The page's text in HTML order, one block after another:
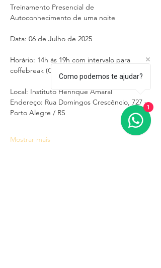
Treinamento Presencial de
Autoconhecimento de uma noite
Data: 06 de Julho de 2025
Horário: 14h às 19h com intervalo para
coffebreak (Cantina no local)
Local: Instituto Henrique Amaral
Endereço: Rua Domingos Crescêncio, 727 -
Porto Alegre / RS
Mostrar mais
Como podemos te ajudar?
1